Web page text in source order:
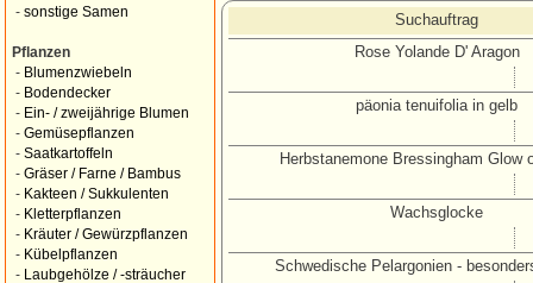
- sonstige Samen
Pflanzen
- Blumenzwiebeln
- Bodendecker
- Ein- / zweijährige Blumen
- Gemüsepflanzen
- Saatkartoffeln
- Gräser / Farne / Bambus
- Kakteen / Sukkulenten
- Kletterpflanzen
- Kräuter / Gewürzpflanzen
- Kübelpflanzen
-
Laubgehölze / -sträucher
Suchauftrag
Rose Yolande D' Aragon
päonia tenuifolia in gelb
Herbstanemone Bressingham Glow
Wachsglocke
Schwedische Pelargonien -